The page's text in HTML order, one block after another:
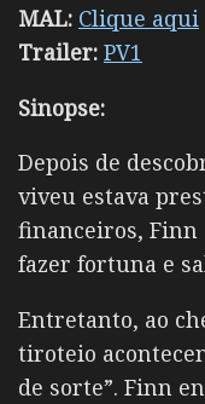
MAL: Clique aqui
Trailer: PV1
Sinopse:
Depois de
viveu estava
financeiros, Finn
fazer fortuna e
Entretanto, ao
tiroteio
de sorte”. Finn